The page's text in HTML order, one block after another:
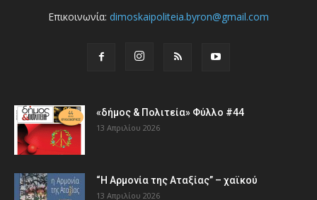
Επικοινωνία: dimoskaipoliteia.byron@gmail.com
«δήμος & Πολιτεία» Φύλλο #44
13 Απριλίου 2026
“Η Αρμονία της Αταξίας” – χαϊκού
13 Απριλίου 2026